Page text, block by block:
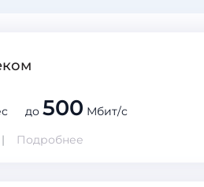
до 500 Мбит/с
Подробнее